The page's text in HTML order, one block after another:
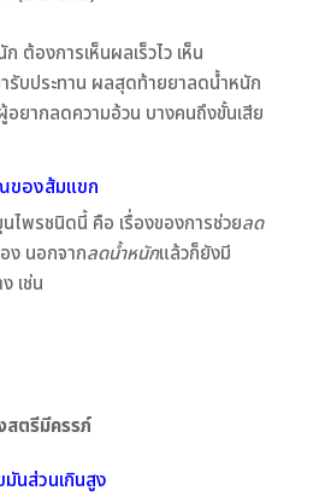
ต้องการเห็นผลเร็วไว เห็น
รับประทาน ผลสุดท้ายยาลดน้ำหนัก
ยากลดความอ้วน บางคนถึงขั้นเสีย
ของส้มแขก
พรชนิดนี้ คือ เรื่องของการช่วยลด
ง นอกจากลดน้ำหนักแล้วก็ยังมี
เช่น
สตรีมีครรภ์
มันส่วนเกินสูง